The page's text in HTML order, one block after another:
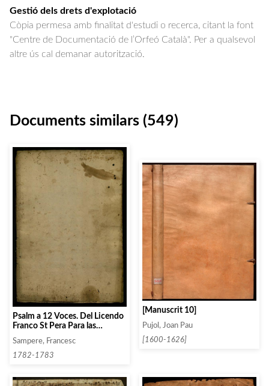
Gestió dels drets d'explotació
Còpia permesa amb finalitat d'estudi o recerca, citant la font
"Centre de Documentació de l’Orfeó Català". Per a qualsevol
altre ús cal demanar autorització.
Documents similars (549)
Psalm a 12 Voces. Del Licendo
Franco St Pera Para las
oposiciones del Pi en lo any
1782
Sampere, Francesc
1782-1783
[Manuscrit 10]
Pujol, Joan Pau
[1600-1626]